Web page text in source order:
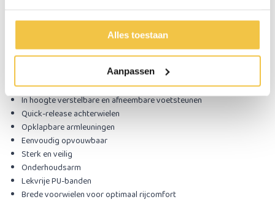
Alles toestaan
Aanpassen
De hoogte van de voetsteunen kunnen worden aangepast naar de
Redenen om te kiezen voor deMultiMotion M7lichtgewicht
In hoogte verstelbare handvatten
In hoogte verstelbare en afneembare voetsteunen
Quick-release achterwielen
Opklapbare armleuningen
Eenvoudig opvouwbaar
Sterk en veilig
Onderhoudsarm
Lekvrije PU-banden
Brede voorwielen voor optimaal rijcomfort